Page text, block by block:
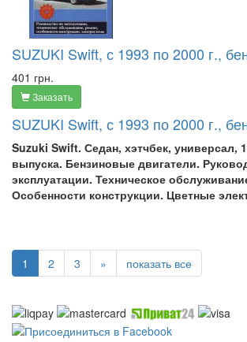
SUZUKI Swift, с 1993 по 2000 г.,
401 грн.
Заказать
SUZUKI Swift, с 1993 по 2000 г.,
Suzuki Swift. Седан, хэтчбек, универсал,
выпуска. Бензиновые двигатели.
эксплуатации. Техническое
Особенности конструкции. Цветные
1 2 3 » показать все